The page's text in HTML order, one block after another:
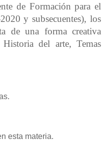
de Formación para el
y subsecuentes), los
de una forma creativa
del arte, Temas
esta materia.